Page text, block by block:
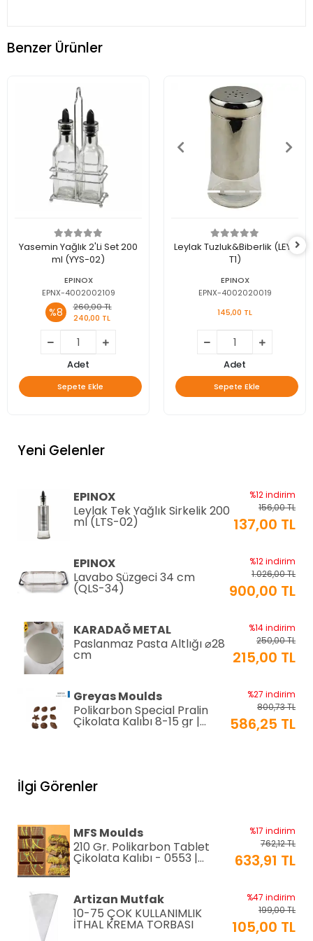
Benzer Ürünler
Yasemin Yağlık 2'Li Set 200
ml (YYS-02)
EPINOX
EPNX-4002002109
%8
260,00 TL
240,00 TL
Adet
Sepete Ekle
Leylak Tuzluk&Biberlik (LEY-
T1)
EPINOX
EPNX-4002020019
145,00 TL
Adet
Sepete Ekle
Yeni Gelenler
EPINOX
Leylak Tek Yağlık Sirkelik 200
ml (LTS-02)
%12 indirim
156,00 TL
137,00 TL
EPINOX
Lavabo Süzgeci 34 cm
(QLS-34)
%12 indirim
1.026,00 TL
900,00 TL
KARADAĞ METAL
Paslanmaz Pasta Altlığı ⌀28
cm
%14 indirim
250,00 TL
215,00 TL
Greyas Moulds
Polikarbon Special Pralin
Çikolata Kalıbı 8-15 gr |
Cm-3416
%27 indirim
800,73 TL
586,25 TL
Mayonez Kabı 0,7 mm Ø28
H:15 cm 7 LT
EPİNOX PASTRY
Silikon Çırpıcı 25 cm (SSC-
25)
%2 indirim
192,00 TL
188,00 TL
EPINOX
Amerikan Servis Pvc
30x45cm (AS-10H)
%12 indirim
118,80 TL
105,00 TL
İlgi Görenler
MFS Moulds
210 Gr. Polikarbon Tablet
Çikolata Kalıbı - 0553 |
Dubai Çikolata Kalıbı
%17 indirim
762,12 TL
633,91 TL
Artizan Mutfak
10-75 ÇOK KULLANIMLIK
İTHAL KREMA TORBASI
%47 indirim
199,00 TL
105,00 TL